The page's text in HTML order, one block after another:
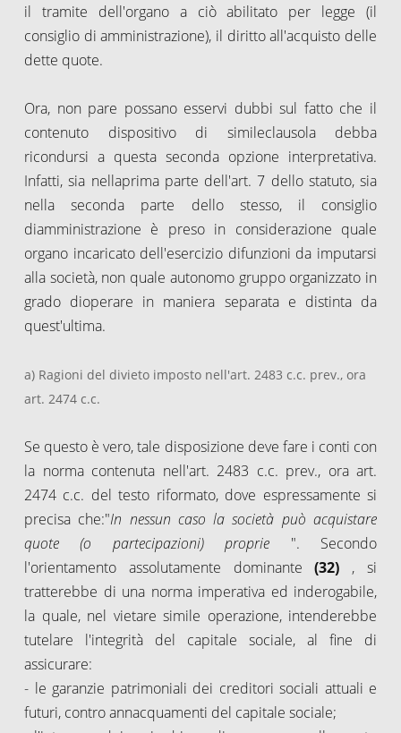
il tramite dell'organo a ciò abilitato per legge (il
consiglio di amministrazione), il diritto all'acquisto delle
dette quote.
Ora, non pare possano esservi dubbi sul fatto che il
contenuto dispositivo di simileclausola debba
ricondursi a questa seconda opzione interpretativa.
Infatti, sia nellaprima parte dell'art. 7 dello statuto, sia
nella seconda parte dello stesso, il consiglio
diamministrazione è preso in considerazione quale
organo incaricato dell'esercizio difunzioni da imputarsi
alla società, non quale autonomo gruppo organizzato in
grado dioperare in maniera separata e distinta da
quest'ultima.
a) Ragioni del divieto imposto nell'art. 2483 c.c. prev., ora
art. 2474 c.c.
Se questo è vero, tale disposizione deve fare i conti con
la norma contenuta nell'art. 2483 c.c. prev., ora art.
2474 c.c. del testo riformato, dove espressamente si
precisa che:"In nessun caso la società può acquistare
quote (o partecipazioni) proprie ". Secondo
l'orientamento assolutamente dominante(32) , si
tratterebbe di una norma imperativa ed inderogabile,
la quale, nel vietare simile operazione, intenderebbe
tutelare l'integrità del capitale sociale, al fine di
assicurare:
- le garanzie patrimoniali dei creditori sociali attuali e
futuri, contro annacquamenti del capitale sociale;